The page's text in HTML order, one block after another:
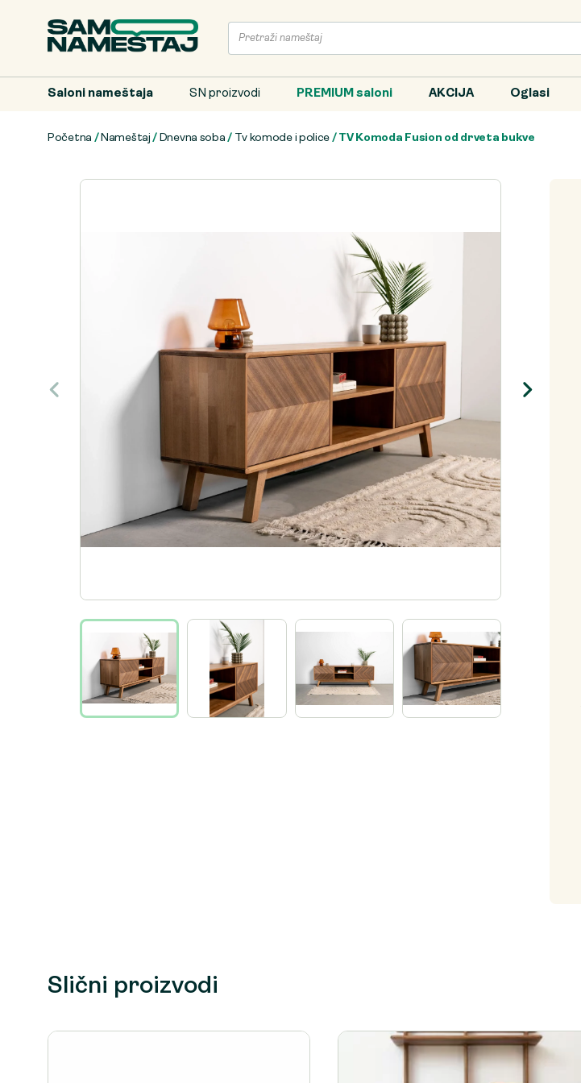
Saloni nameštaja SN proizvodi PREMIUM saloni AKCIJA Oglasi
Početna / Nameštaj / Dnevna soba / Tv komode i police / TV Komoda Fusion od drveta bukve
Slični proizvodi